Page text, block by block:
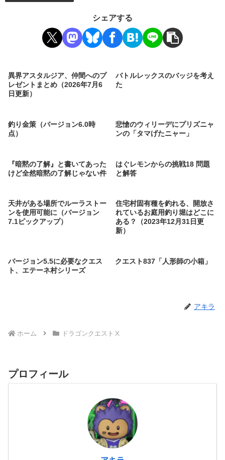
シェアする
異界アスタルジア、仲間へのプ
レゼントまとめ（2026年7月6
日更新）
バトルレックスのバッジを考え
た
釣り金策（バージョン6.0時
点）
悲愴のウィリーデにプリズニャ
ンの「タマげたニャー」
『暗黙の了解』と書いてあった
けど全然暗黙の了解じゃない件
はぐレモンからの挑戦18 問題
と解答
天井がある場所でルーラストー
ンを使用可能に（バージョン
7.1ピックアップ）
住宅村固有種を釣れる、開放さ
れているお庭用釣り堀はどこに
ある？（2023年12月31日更
新）
バージョン5.5に必要なクエス
ト、エテーネ村シリーズ
クエスト837「人形師の小箱」
アキラ
ホーム ドラゴンクエストⅩ
プロフィール